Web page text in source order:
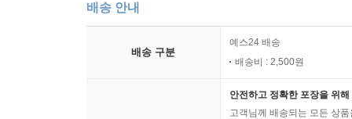
배송 안내
배송 구분
예스24 배송
배송비 : 2,500원
안전하고 정확한 포장을 위
고객님께 배송되는 모든 상